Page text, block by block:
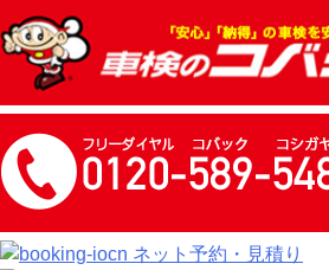
ネット予約・見積り